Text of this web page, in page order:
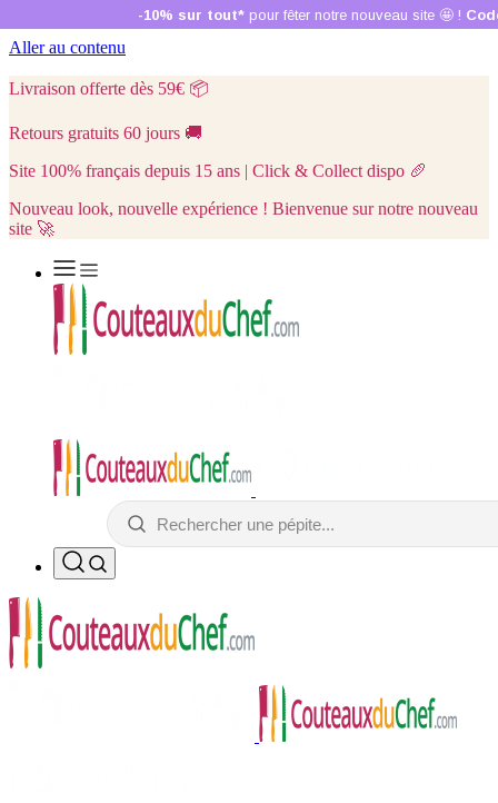
Aller au contenu
Livraison offerte dès 59€ 📦
Retours gratuits 60 jours 🚚
Site 100% français depuis 15 ans | Click & Collect dispo 🥖
Nouveau look, nouvelle expérience ! Bienvenue sur notre nouveau
site 🚀